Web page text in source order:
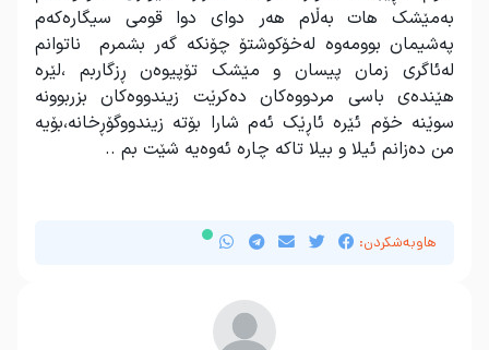
بەمێشک هات بەڵام هەر دوای دوا قومی سیگارەکەم
پەشیمان بوومەوە لەخۆکوشتۆ چۆنکە گەر بشمرم ناتوانم
لەئاگری زمان پیسان و مێشک تۆپیوەن ڕزگاربم ،لێرە
هێندەی باسی مردووەکان دەکرێت زیندووەکان بزربوونە
سوێنە خۆم ئێرە ئاڕێک ئەم شارا بۆتە زیندووگۆڕخانە،بۆیە
من دەزانم ئیلا و بیلا تاکە چارە ئەوەیە شێت بم ..
هاوبەشکردن: